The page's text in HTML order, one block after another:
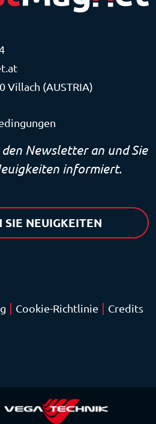
Villach (AUSTRIA)
Newsletter an und Sie
informiert.
SIE NEUIGKEITEN
Cookie-Richtlinie Credits